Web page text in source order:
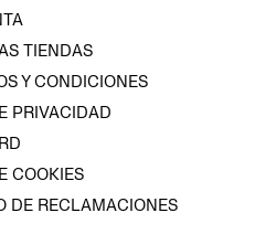
TIENDAS
Y CONDICIONES
PRIVACIDAD
COOKIES
DE RECLAMACIONES